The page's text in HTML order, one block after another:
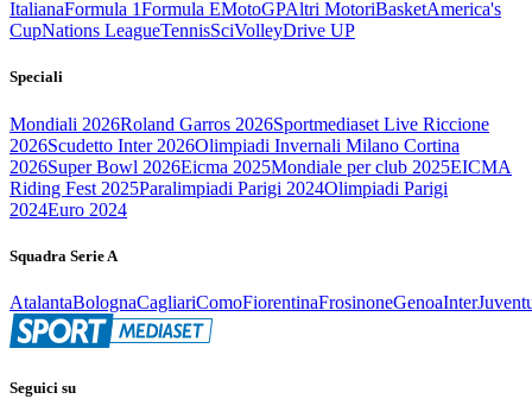
ItalianaFormula 1Formula EMotoGPAltri MotoriBasketAmerica's
CupNations LeagueTennisSciVolleyDrive UP
Speciali
Mondiali 2026Roland Garros 2026Sportmediaset Live Riccione
2026Scudetto Inter 2026Olimpiadi Invernali Milano Cortina
2026Super Bowl 2026Eicma 2025Mondiale per club 2025EICMA
Riding Fest 2025Paralimpiadi Parigi 2024Olimpiadi Parigi
2024Euro 2024
Squadra Serie A
AtalantaBolognaCagliariComoFiorentinaFrosinoneGenoaInter
Seguici su